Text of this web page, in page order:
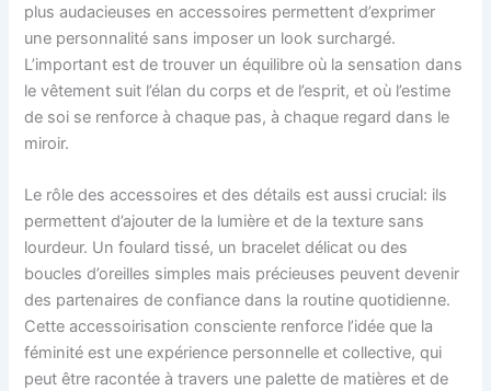
plus audacieuses en accessoires permettent d’exprimer
une personnalité sans imposer un look surchargé.
L’important est de trouver un équilibre où la sensation dans
le vêtement suit l’élan du corps et de l’esprit, et où l’estime
de soi se renforce à chaque pas, à chaque regard dans le
miroir.
Le rôle des accessoires et des détails est aussi crucial: ils
permettent d’ajouter de la lumière et de la texture sans
lourdeur. Un foulard tissé, un bracelet délicat ou des
boucles d’oreilles simples mais précieuses peuvent devenir
des partenaires de confiance dans la routine quotidienne.
Cette accessoirisation consciente renforce l’idée que la
féminité est une expérience personnelle et collective, qui
peut être racontée à travers une palette de matières et de